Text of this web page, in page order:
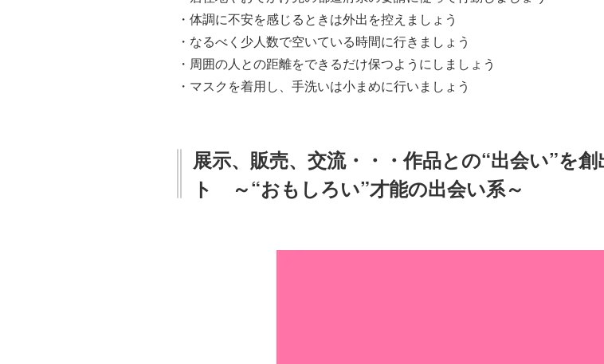
・体調に不安を感じるときは外出を控えましょう
・なるべく少人数で空いている時間に行きましょう
・周囲の人との距離をできるだけ保つようにしましょう
・マスクを着用し、手洗いは小まめに行いましょう
展示、販売、交流・・・作品との“出会い”を
ト ～“おもしろい”才能の出会い系～